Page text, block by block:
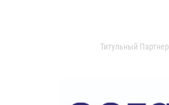
Титульный Партнер